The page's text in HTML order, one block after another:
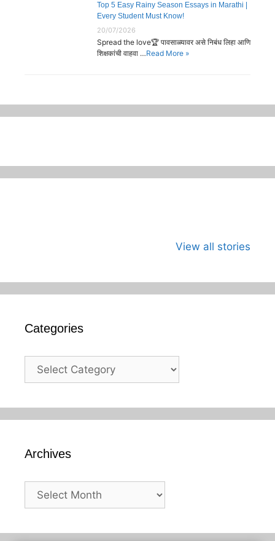
Top 5 Easy Rainy Season Essays in Marathi |
Every Student Must Know!
20/07/2026
Spread the love🏆 पावसाळ्यावर असे निबंध लिहा आणि
शिक्षकांची वाहवा …Read More »
View all stories
युगाची सुरुवात
दिन
Categories
Categories
Archives
Archives